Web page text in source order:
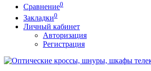
Сравнение0
Закладки0
Личный кабинет
Авторизация
Регистрация